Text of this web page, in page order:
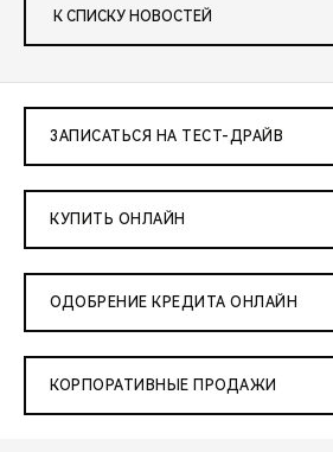
К СПИСКУ НОВОСТЕЙ
ЗАПИСАТЬСЯ НА ТЕСТ-ДРАЙВ
КУПИТЬ ОНЛАЙН
ОДОБРЕНИЕ КРЕДИТА ОНЛАЙН
КОРПОРАТИВНЫЕ ПРОДАЖИ